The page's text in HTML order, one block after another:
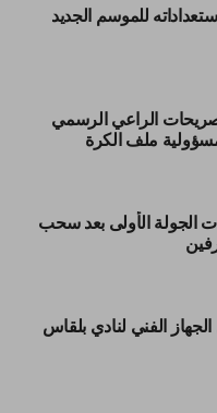
للموسم الجديد
الراعي الرسمي
ملف الكرة
الجولة الأولى بعد سحب
الفني لنادي بلقاس